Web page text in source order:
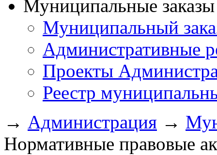
Муниципальные
Муниципальный
Административные
Проекты
Реестр
→ Администрация →
Нормативные правовые